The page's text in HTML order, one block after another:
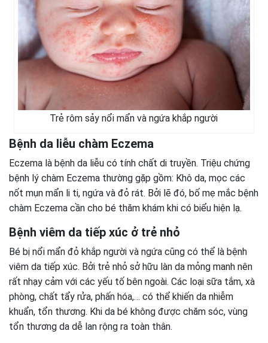
Trẻ rôm sảy nổi mẩn và ngứa khắp người
Bệnh da liễu chàm Eczema
Eczema là bệnh da liễu có tính chất di truyền. Triệu chứng
bệnh lý chàm Eczema thường gặp gồm: Khô da, mọc các
nốt mụn mẩn li ti, ngứa và đỏ rát. Bởi lẽ đó, bố mẹ mắc bệnh
chàm Eczema cần cho bé thăm khám khi có biểu hiện lạ.
Bệnh viêm da tiếp xúc ở trẻ nhỏ
Bé bị nổi mẩn đỏ khắp người và ngứa cũng có thể là bệnh
viêm da tiếp xúc. Bởi trẻ nhỏ sở hữu làn da mỏng manh nên
rất nhạy cảm với các yếu tố bên ngoài. Các loại sữa tắm, xà
phòng, chất tẩy rửa, phấn hóa,… có thể khiến da nhiễm
khuẩn, tổn thương. Khi da bé không được chăm sóc, vùng
tổn thương da dễ lan rộng ra toàn thân.